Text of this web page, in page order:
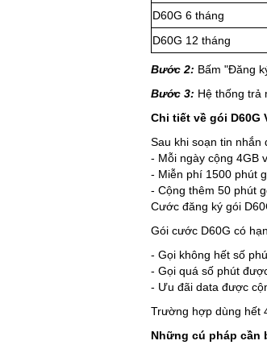
D60G 6 tháng
D60G 12 tháng
Bước 2: Bấm "Đăng
Bước 3: Hệ thống trả
Chi tiết về gói D60G
Sau khi soạn tin nhắn
- Mỗi ngày cộng 4GB
- Miễn phí 1500 phút
- Cộng thêm 50 phút
Cước đăng ký gói
Gói cước D60G có
- Gọi không hết số
- Gọi quá số phút
- Ưu đãi data được
Trường hợp dùng hết
Những cú pháp cần